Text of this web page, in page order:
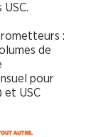
:
de
pour
et USC